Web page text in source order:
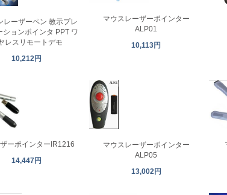
レーザーペン 教示プレ
ションポインタ PPT ワ
レスリモートデモ
10,212円
マウスレーザーポインター
ALP01
10,113円
ーポインターIR1216
14,447円
マウスレーザーポインター
ALP05
13,002円